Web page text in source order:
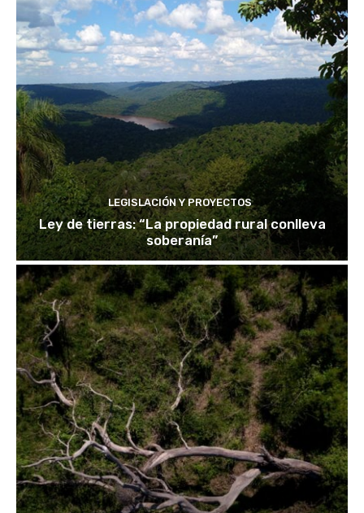
LEGISLACIÓN Y PROYECTOS
Ley de tierras: “La propiedad rural conlleva
soberanía”